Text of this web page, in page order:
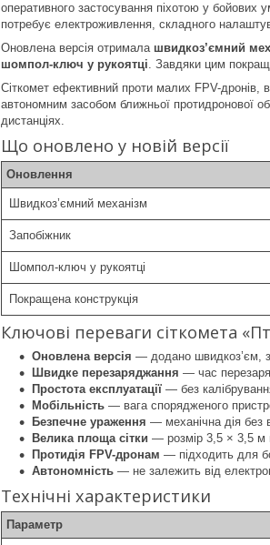
оперативного застосування піхотою у бойових
потребує електроживлення, складного
Оновлена версія отримала швидкоз’ємний
шомпол-ключ у рукоятці. Завдяки цим
Сіткомет ефективний проти малих FPV-дронів,
автономним засобом ближньої протидронової
дистанціях.
Що оновлено у новій версії
Оновлення
Швидкоз’ємний механізм
Запобіжник
Шомпол-ключ у рукоятці
Покращена конструкція
Ключові переваги сіткомета
Оновлена версія — додано швидкоз’єм,
Швидке перезаряджання — час
Простота експлуатації — без
Мобільність — вага спорядженого
Безпечне ураження — механічна дія без
Велика площа сітки — розмір 3,5 × 3,5 м
Протидія FPV-дронам — підходить для
Автономність — не залежить від
Технічні характеристики
Параметр